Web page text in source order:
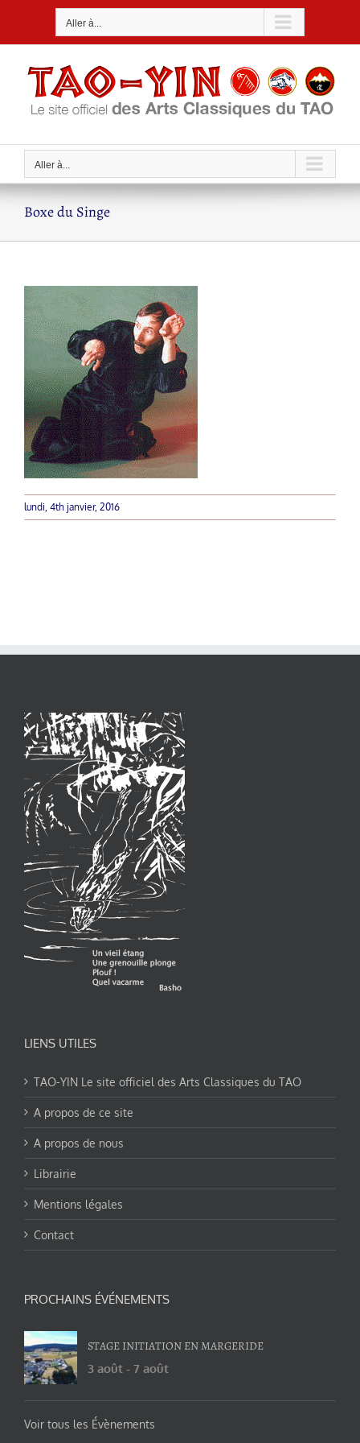
Aller à...
Aller à...
Boxe du Singe
lundi, 4th janvier, 2016
LIENS UTILES
TAO-YIN Le site officiel des Arts Classiques du TAO
A propos de ce site
A propos de nous
Librairie
Mentions légales
Contact
PROCHAINS ÉVÉNEMENTS
STAGE INITIATION EN MARGERIDE
3 août - 7 août
Voir tous les Évènements